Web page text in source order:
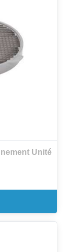
Unité